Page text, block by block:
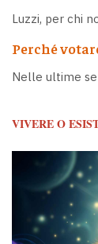
Luzzi, per chi
Perché
Nelle ultime
VIVERE O